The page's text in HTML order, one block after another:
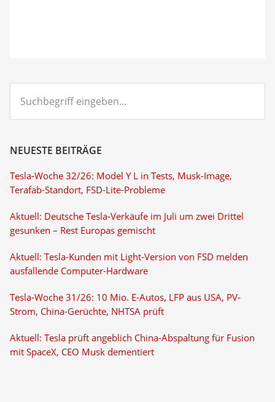
eingeben...
NEUESTE BEITRÄGE
Tesla-Woche 32/26: Model Y L in Tests, Musk-Image,
Terafab-Standort, FSD-Lite-Probleme
Aktuell: Deutsche Tesla-Verkäufe im Juli um zwei Drittel
gesunken – Rest Europas gemischt
Aktuell: Tesla-Kunden mit Light-Version von FSD melden
ausfallende Computer-Hardware
Tesla-Woche 31/26: 10 Mio. E-Autos, LFP aus USA, PV-
Strom, China-Gerüchte, NHTSA prüft
Aktuell: Tesla prüft angeblich China-Abspaltung für Fusion
mit SpaceX, CEO Musk dementiert